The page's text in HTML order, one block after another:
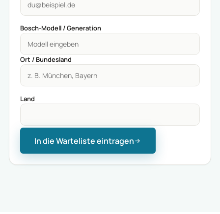
Bosch-Modell / Generation
Ort / Bundesland
Land
In die Warteliste eintragen